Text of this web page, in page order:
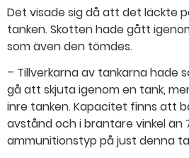
Det visade sig då att det läckte
tanken. Skotten hade gått
som även den tömdes.
– Tillverkarna av tankarna hade
gå att skjuta igenom en tank,
inre tanken. Kapacitet finns att
avstånd och i brantare vinkel än
ammunitionstyp på just denna